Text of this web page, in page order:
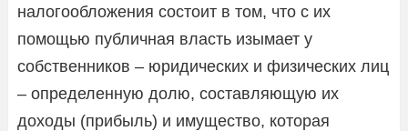
налогообложения состоит в том, что с их
помощью публичная власть изымает у
собственников – юридических и физических лиц
– определенную долю, составляющую их
доходы (прибыль) и имущество, которая